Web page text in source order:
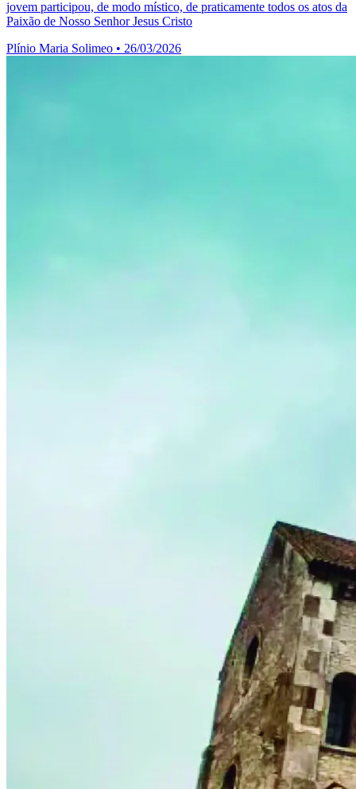
jovem participou, de modo místico, de praticamente todos os atos da
Paixão de Nosso Senhor Jesus Cristo
Plínio Maria Solimeo • 26/03/2026